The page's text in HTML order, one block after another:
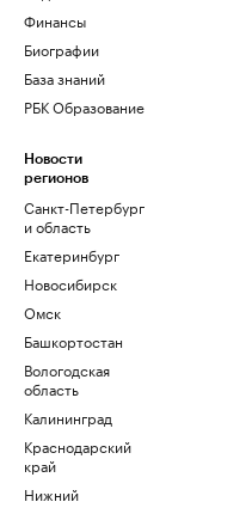
Финансы
Биографии
База знаний
РБК Образование
Новости
регионов
Санкт-Петербург
и область
Екатеринбург
Новосибирск
Омск
Башкортостан
Вологодская
область
Калининград
Краснодарский
край
Нижний